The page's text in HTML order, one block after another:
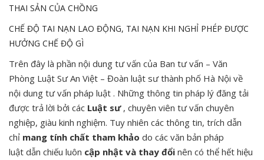
THAI SẢN CỦA CHỒNG
CHẾ ĐỘ TAI NẠN LAO ĐỘNG, TAI NẠN KHI NGHỈ PHÉP ĐƯỢC
HƯỞNG CHẾ ĐỘ GÌ
Trên đây là phần nội dung tư vấn của Ban tư vấn – Văn
Phòng Luật Sư An Việt – Đoàn luật sư thành phố Hà Nội về
nội dung tư vấn pháp luật . Những thông tin pháp lý đăng tải
được trả lời bởi các Luật sư , chuyên viên tư vấn chuyên
nghiệp, giàu kinh nghiệm. Tuy nhiên các thông tin, trích dẫn
chỉ mang tính chất tham khảo do các văn bản pháp
luật dẫn chiếu luôn cập nhật và thay đổi nên có thể hết hiệu